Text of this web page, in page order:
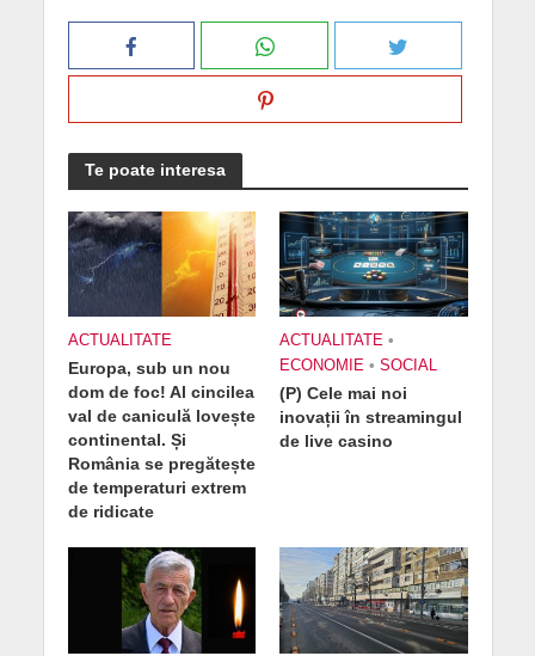
Te poate interesa
ACTUALITATE
Europa, sub un nou
dom de foc! Al cincilea
val de caniculă lovește
continental. Și
România se pregătește
de temperaturi extrem
de ridicate
ACTUALITATE •
ECONOMIE • SOCIAL
(P) Cele mai noi
inovații în streamingul
de live casino